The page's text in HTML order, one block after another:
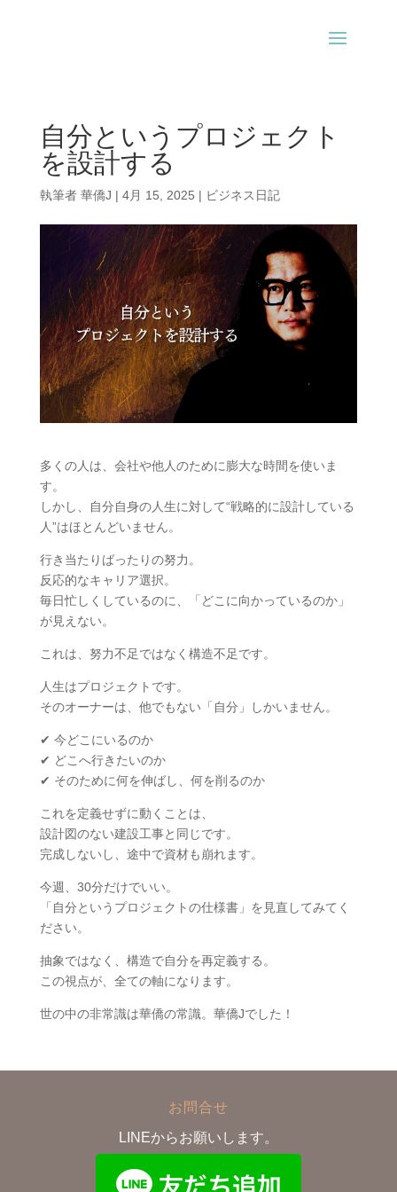
自分というプロジェクト
を設計する
執筆者 華僑J | 4月 15, 2025 | ビジネス日記
多くの人は、会社や他人のために膨大な時間を使いま
す。
しかし、自分自身の人生に対して“戦略的に設計している
人”はほとんどいません。
行き当たりばったりの努力。
反応的なキャリア選択。
毎日忙しくしているのに、「どこに向かっているのか」
が見えない。
これは、努力不足ではなく構造不足です。
人生はプロジェクトです。
そのオーナーは、他でもない「自分」しかいません。
✔︎ 今どこにいるのか
✔︎ どこへ行きたいのか
✔︎ そのために何を伸ばし、何を削るのか
これを定義せずに動くことは、
設計図のない建設工事と同じです。
完成しないし、途中で資材も崩れます。
今週、30分だけでいい。
「自分というプロジェクトの仕様書」を見直してみてく
ださい。
抽象ではなく、構造で自分を再定義する。
この視点が、全ての軸になります。
世の中の非常識は華僑の常識。華僑Jでした！
お問合せ
LINEからお願いします。